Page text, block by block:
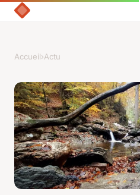
Accueil›Actu